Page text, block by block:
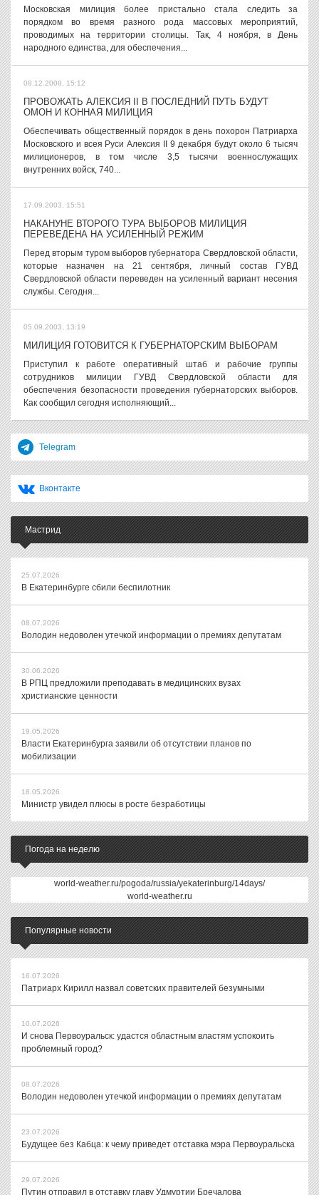
Московская милиция более пристально стала следить за
порядком во время разного рода массовых мероприятий,
проводимых на территории столицы. Так, 4 ноября, в День
народного единства, для обеспечения...
08.12.2008, 15:12
ПРОВОЖАТЬ АЛЕКСИЯ II В ПОСЛЕДНИЙ ПУТЬ БУДУТ
ОМОН И КОННАЯ МИЛИЦИЯ
Обеспечивать общественный порядок в день похорон Патриарха
Московского и всея Руси Алексия II 9 декабря будут около 6 тысяч
милиционеров, в том числе 3,5 тысячи военнослужащих
внутренних войск, 740...
17.09.2003, 15:51
НАКАНУНЕ ВТОРОГО ТУРА ВЫБОРОВ МИЛИЦИЯ
ПЕРЕВЕДЕНА НА УСИЛЕННЫЙ РЕЖИМ
Перед вторым туром выборов губернатора Свердловской области,
которые назначен на 21 сентября, личный состав ГУВД
Свердловской области переведен на усиленный вариант несения
службы. Сегодня...
05.09.2003, 13:19
МИЛИЦИЯ ГОТОВИТСЯ К ГУБЕРНАТОРСКИМ ВЫБОРАМ
Приступил к работе оперативный штаб и рабочие группы
сотрудников милиции ГУВД Свердловской области для
обеспечения безопасности проведения губернаторских выборов.
Как сообщил сегодня исполняющий...
Telegram
Вконтакте
Мастрид
25.07.2026
В Екатеринбурге сбили беспилотник
08.07.2026
Володин недоволен утечкой информации о премиях депутатам
30.06.2026
В РПЦ предложили преподавать в медицинских вузах
христианские ценности
19.05.2026
Власти Екатеринбурга заявили об отсутствии планов по
мобилизации
18.05.2026
Министр увидел плюсы в росте безработицы
Погода на неделю
world-weather.ru/pogoda/russia/yekaterinburg/14days/
world-weather.ru
Популярные новости
16.07.2026
Патриарх Кирилл назвал советских правителей безумными
10.07.2026
И снова Первоуральск: удастся областным властям успокоить
проблемный город?
08.07.2026
Володин недоволен утечкой информации о премиях депутатам
23.07.2026
Будущее без Кабца: к чему приведет отставка мэра Первоуральска
29.07.2026
Путин отправил в отставку главу Удмуртии Бречалова